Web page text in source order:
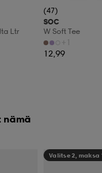
Ltr
(47)
SOC
W Soft Tee
+1
12,99
nämä
Valitse 2, maksa